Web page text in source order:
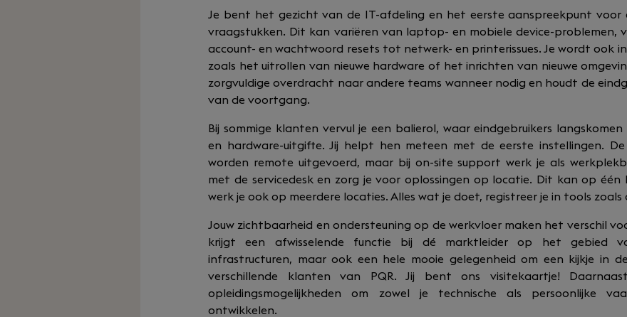
Je bent het gezicht van de IT-afdeling en het eerste aanspreekpunt voor
vraagstukken. Dit kan variëren van laptop- en mobiele device-problemen,
account- en wachtwoord resets tot netwerk- en printerissues. Je wordt ook
zoals het uitrollen van nieuwe hardware of het inrichten van nieuwe
zorgvuldige overdracht naar andere teams wanneer nodig en houdt de
van de voortgang.
Bij sommige klanten vervul je een balierol, waar eindgebruikers
en hardware-uitgifte. Jij helpt hen meteen met de eerste instellingen.
worden remote uitgevoerd, maar bij on-site support werk je als
met de servicedesk en zorg je voor oplossingen op locatie. Dit kan op één
werk je ook op meerdere locaties. Alles wat je doet, registreer je in tools zoals
Jouw zichtbaarheid en ondersteuning op de werkvloer maken het verschil
krijgt een afwisselende functie bij dé marktleider op het gebied
infrastructuren, maar ook een hele mooie gelegenheid om een kijkje in
verschillende klanten van PQR. Jij bent ons visitekaartje!
opleidingsmogelijkheden om zowel je technische als persoonlijke
ontwikkelen.